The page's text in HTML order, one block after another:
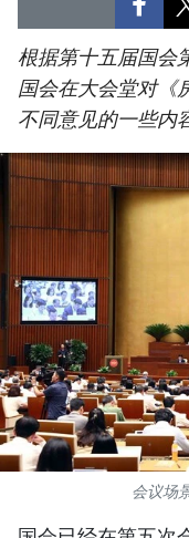
根据第十五届国会
国会在大会堂对《
不同意见的一些内
会议场